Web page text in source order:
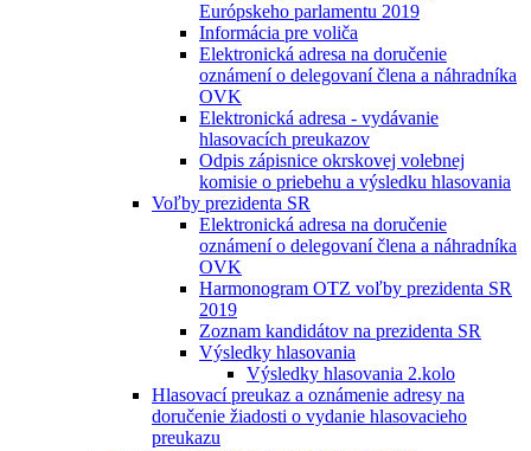
Európskeho parlamentu 2019
Informácia pre voliča
Elektronická adresa na doručenie
oznámení o delegovaní člena a náhradníka
OVK
Elektronická adresa - vydávanie
hlasovacích preukazov
Odpis zápisnice okrskovej volebnej
komisie o priebehu a výsledku hlasovania
Voľby prezidenta SR
Elektronická adresa na doručenie
oznámení o delegovaní člena a náhradníka
OVK
Harmonogram OTZ voľby prezidenta SR
2019
Zoznam kandidátov na prezidenta SR
Výsledky hlasovania
Výsledky hlasovania 2.kolo
Hlasovací preukaz a oznámenie adresy na
doručenie žiadosti o vydanie hlasovacieho
preukazu